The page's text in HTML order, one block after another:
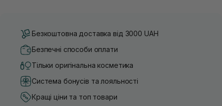
Безкоштовна доставка від 3000 UAH
Безпечні способи оплати
Тільки оригінальна косметика
Система бонусів та лояльності
Кращі ціни та топ товари